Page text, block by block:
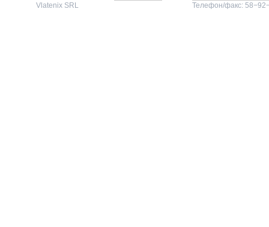
Vlatenix SRL
Телефон/факс: